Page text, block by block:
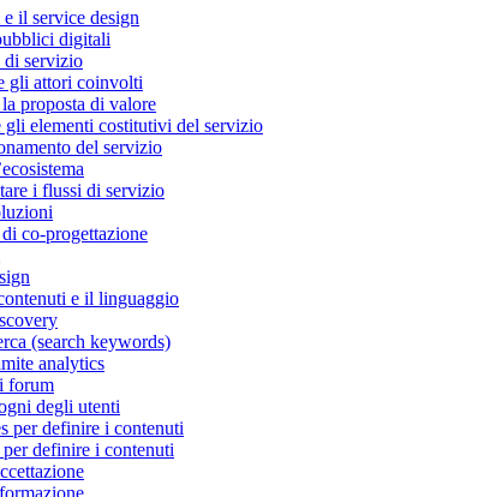
il service design
digitali
servizio
gli attori coinvolti
proposta di valore
gli elementi costitutivi del servizio
del servizio
i flussi di servizio
co-progettazione
e il linguaggio
(search keywords)
analytics
forum
degli utenti
per definire i contenuti
definire i contenuti